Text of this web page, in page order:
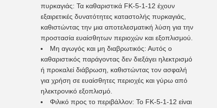
πυρκαγιάς: Τα καθαριστικά FK-5-1-12 έχουν
εξαιρετικές δυνατότητες καταστολής πυρκαγιάς,
καθιστώντας την μια αποτελεσματική λύση για την
προστασία ευαίσθητων περιοχών και εξοπλισμού.
Μη αγωγός και μη διαβρωτικός: Αυτός ο
καθαριστικός παράγοντας δεν διεξάγει ηλεκτρισμό
ή προκαλεί διάβρωση, καθιστώντας τον ασφαλή
για χρήση σε ευαίσθητες περιοχές και γύρω από
ηλεκτρονικό εξοπλισμό.
Φιλικό προς το περιβάλλον: Το FK-5-1-12 είναι